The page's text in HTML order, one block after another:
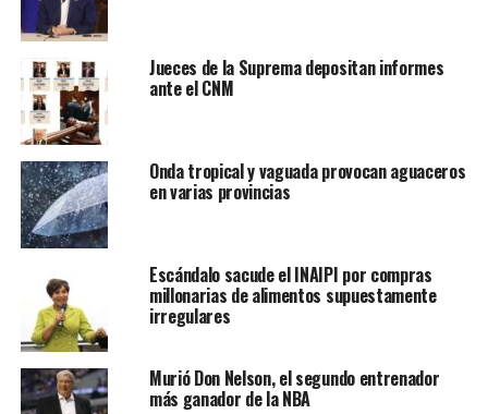
Jueces de la Suprema depositan informes
ante el CNM
Onda tropical y vaguada provocan aguaceros
en varias provincias
Escándalo sacude el INAIPI por compras
millonarias de alimentos supuestamente
irregulares
Murió Don Nelson, el segundo entrenador
más ganador de la NBA